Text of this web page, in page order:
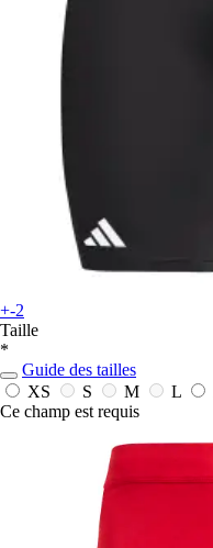
+-2
Taille
*
Guide des tailles
XS
S M L
Ce champ est requis